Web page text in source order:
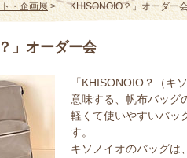
・企画展> 「 KHISONOIO？」オーダー
」オーダー会
「KHISONOIO？（キ
意味する、帆布バッグ
軽くて使いやすいバッ
す。
キソノイオのバッグは